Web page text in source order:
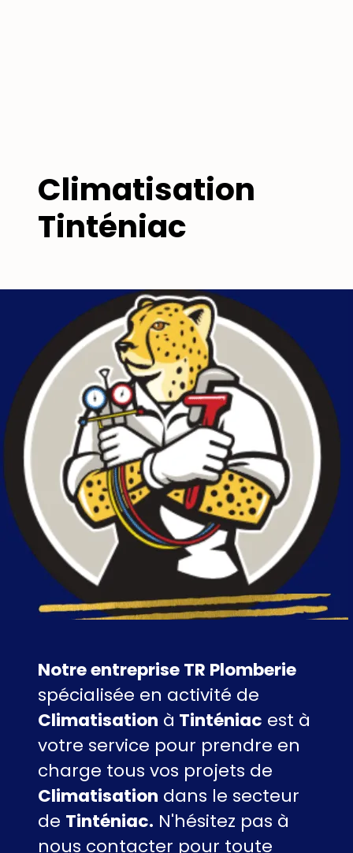
Climatisation
Tinténiac
Notre entreprise TR Plomberie
spécialisée en activité de
Climatisation à Tinténiac est à
votre service pour prendre en
charge tous vos projets de
Climatisation dans le secteur
de Tinténiac. N'hésitez pas à
nous contacter pour toute